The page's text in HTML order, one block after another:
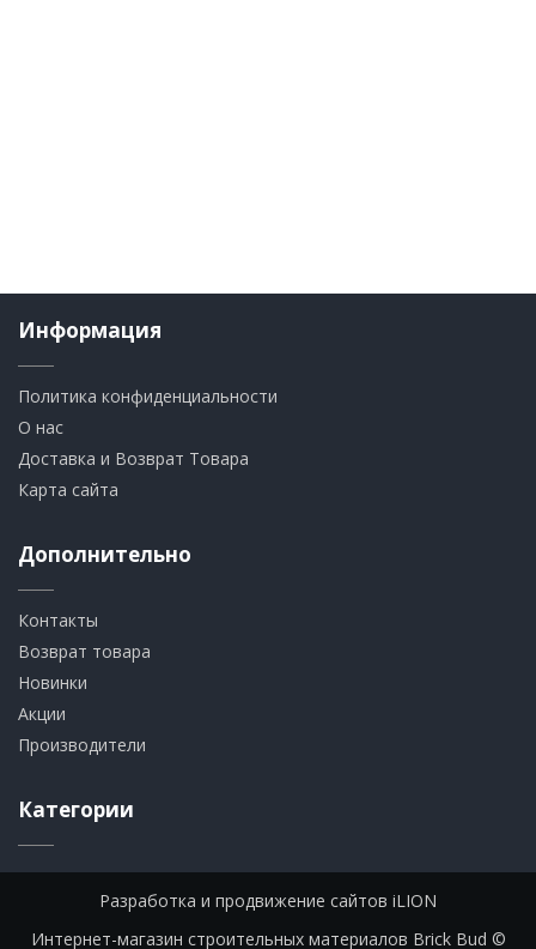
Информация
Политика конфиденциальности
О нас
Доставка и Возврат Товара
Карта сайта
Дополнительно
Контакты
Возврат товара
Новинки
Акции
Производители
Категории
Разработка и продвижение сайтов iLION
Интернет-магазин строительных материалов Brick Bud ©